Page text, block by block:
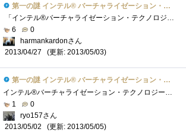
第一の謎 インテル® バーチャライゼーション・テクノロジーとは？
「インテル®バーチャライゼーション・テクノロジー」とは！？・CPU，チップセット，BIOS，すべてのレベルで仮想化をハードウエアとして支援・...
6
0
harmankardonさん
2013/04/27
(更新: 2013/05/03)
第一の謎 インテル® バーチャライゼーション・テクノロジーとは？
インテル®バーチャライゼーション・テクノロジー(インテル®VT)は、インテル®プロセッサー搭載プラットフォームの仮想化をサポートするテクノ�...
1
0
ryo157さん
2013/05/02
(更新: 2013/05/05)